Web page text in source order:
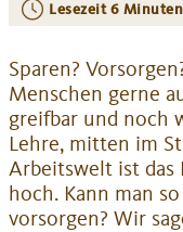
Lesezeit 6 Minuten
Sparen?
Menschen gerne
greifbar und noch
Lehre, mitten im
Arbeitswelt ist das
hoch. Kann man
vorsorgen? Wir